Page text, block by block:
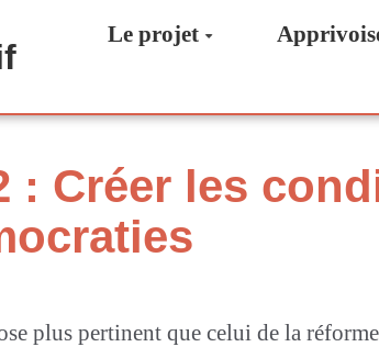
Le projet
: Créer les
plus pertinent que celui de la